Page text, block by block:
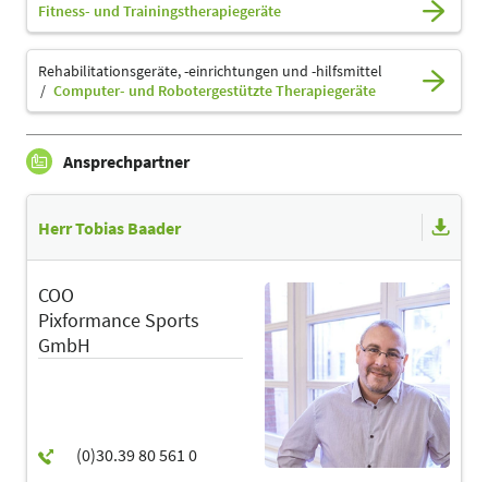
Fitness- und Trainingstherapiegeräte
Rehabilitationsgeräte, -einrichtungen und -hilfsmittel
Computer- und Robotergestützte Therapiegeräte
Ansprechpartner
Herr Tobias Baader
COO
Pixformance Sports
GmbH